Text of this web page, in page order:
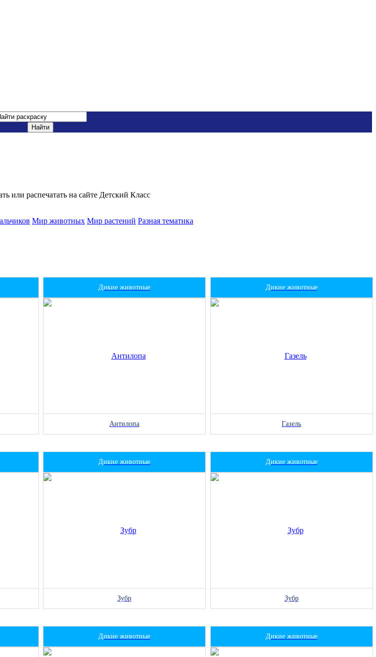
или распечатать на сайте Детский Класс
Мир животных Мир растений Разная тематика
Дикие животные
Антилопа
Дикие животные
Газель
Дикие животные
Зубр
Дикие животные
Зубр
Дикие животные Дикие животные